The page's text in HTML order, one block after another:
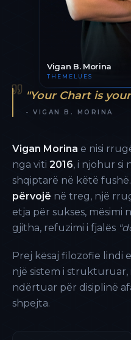
Vigan B. Morina
THEMELUES
"Your Chart is
- VIGAN B. MORINA
Vigan Morina e nisi
nga viti 2016, i njohur si
shqiptarë në këtë
përvojë në treg, një
etja për sukses, mësimi
gjitha, refuzimi i fjalës
Prej kësaj filozofie lindi
një sistem i
ndërtuar për disiplinë
shpejta.